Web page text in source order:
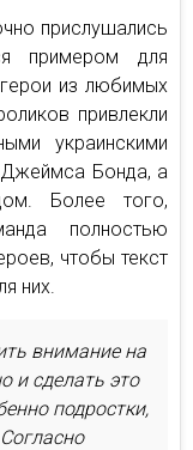
прислушались
примером для
из любимых
привлекли
украинскими
Бонда, а
Более того,
полностью
чтобы текст
них.
внимание на
и сделать это
подростки,